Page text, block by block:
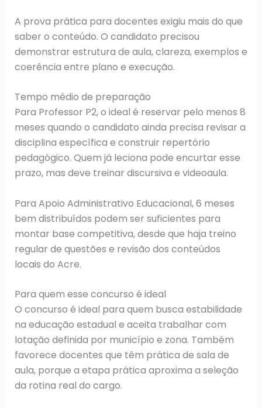
A prova prática para docentes exigiu mais do que
saber o conteúdo. O candidato precisou
demonstrar estrutura de aula, clareza, exemplos e
coerência entre plano e execução.
Tempo médio de preparação
Para Professor P2, o ideal é reservar pelo menos 8
meses quando o candidato ainda precisa revisar a
disciplina específica e construir repertório
pedagógico. Quem já leciona pode encurtar esse
prazo, mas deve treinar discursiva e videoaula.
Para Apoio Administrativo Educacional, 6 meses
bem distribuídos podem ser suficientes para
montar base competitiva, desde que haja treino
regular de questões e revisão dos conteúdos
locais do Acre.
Para quem esse concurso é ideal
O concurso é ideal para quem busca estabilidade
na educação estadual e aceita trabalhar com
lotação definida por município e zona. Também
favorece docentes que têm prática de sala de
aula, porque a etapa prática aproxima a seleção
da rotina real do cargo.